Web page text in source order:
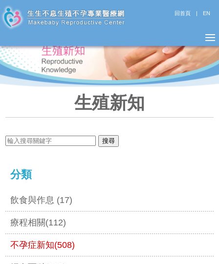
回首頁| EN
生殖新知
分類
飲食與作息 (17)
療程相關(112)
不孕症新知(508)